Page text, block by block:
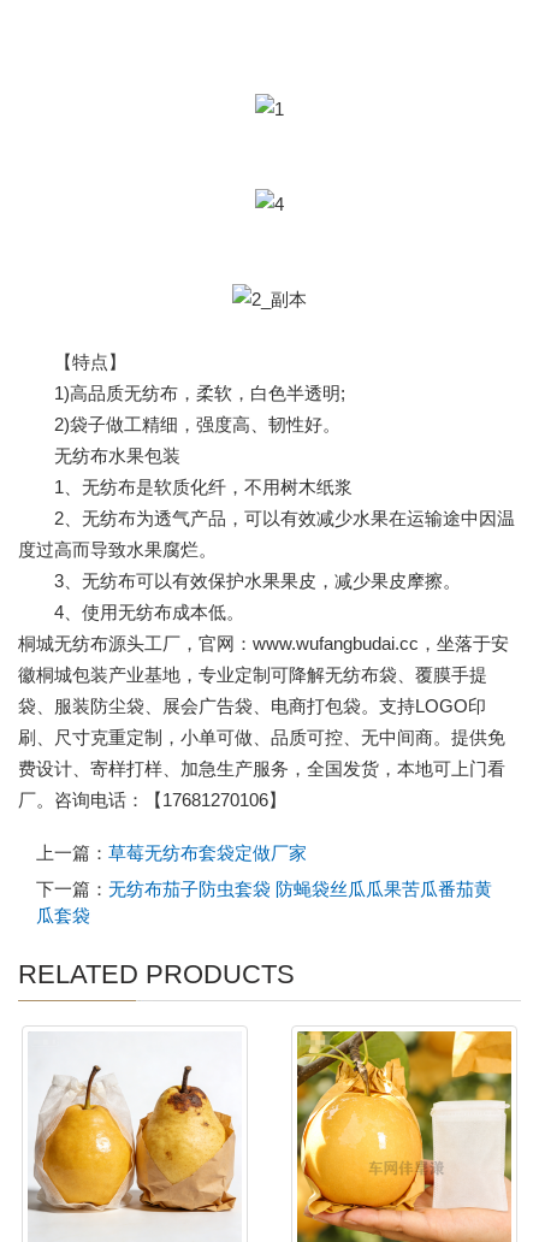
【特点】
1)高品质无纺布，柔软，白色半透明;
2)袋子做工精细，强度高、韧性好。
无纺布水果包装
1、无纺布是软质化纤，不用树木纸浆
2、无纺布为透气产品，可以有效减少水果在运输途中因温
度过高而导致水果腐烂。
3、无纺布可以有效保护水果果皮，减少果皮摩擦。
4、使用无纺布成本低。
桐城无纺布源头工厂，官网：www.wufangbudai.cc，坐落于安
徽桐城包装产业基地，专业定制可降解无纺布袋、覆膜手提
袋、服装防尘袋、展会广告袋、电商打包袋。支持LOGO印
刷、尺寸克重定制，小单可做、品质可控、无中间商。提供免
费设计、寄样打样、加急生产服务，全国发货，本地可上门看
厂。咨询电话：【17681270106】
上一篇： 草莓无纺布套袋定做厂家
下一篇： 无纺布茄子防虫套袋 防蝇袋丝瓜瓜果苦瓜番茄黄
瓜套袋
RELATED PRODUCTS